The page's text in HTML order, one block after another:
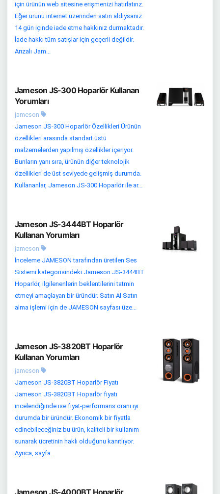
için ürünün web sitesine erişmenizi hatırlatırız.
Eğer ürünü internet üzerinden satın aldıysanız
14 gün içinde iade etme hakkınız durmaktadır.
İade hakkı tüm satışlar için geçerli değildir.
Arızalı Jam...
Jameson JS-300 Hoparlör Kullanan
Yorumları
jameson
Jameson JS-300 Hoparlör Özellikleri Ürünün
özellikleri arasında standart üstü
malzemelerden yapılmış özellikler içeriyor.
Bunların yanı sıra, ürünün diğer teknolojik
özellikleri de üst seviyede gelişmiş durumda.
Kullananlar, Jameson JS-300 Hoparlör ile ar...
Jameson JS-3444BT Hoparlör
Kullanan Yorumları
jameson
İnceleme JAMESON tarafından üretilen Ses
Sistemi kategorisindeki Jameson JS-3444BT
Hoparlör, ilgilenenlerin beklentilerini tatmin
etmeyi amaçlayan bir üründür. Satın Al Satın
alma işlemi için de JAMESON sayfası üze...
Jameson JS-3820BT Hoparlör
Kullanan Yorumları
jameson
Jameson JS-3820BT Hoparlör Fiyatı
Jameson JS-3820BT Hoparlör fiyatı
incelendiğinde ise fiyat-performans oranı iyi
durumda bir üründür. Ekonomik bir fiyatla
edinebileceğiniz bu ürün, kaliteli bir kullanım
sunarak ücretinin haklı olduğunu kanıtlıyor.
Ayrıca, sayfa...
Jameson JS-4000BT Hoparlör